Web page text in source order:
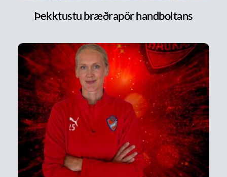
Þekktustu bræðrapör handboltans